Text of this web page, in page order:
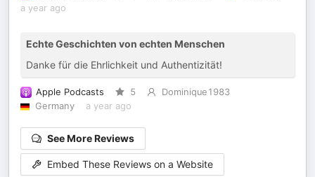
a year ago
Echte Geschichten von echten Menschen
Danke für die Ehrlichkeit und Authentizität!
Apple Podcasts 5
Dominique1983
Germany
a year ago
See More Reviews
Embed These Reviews on a Website